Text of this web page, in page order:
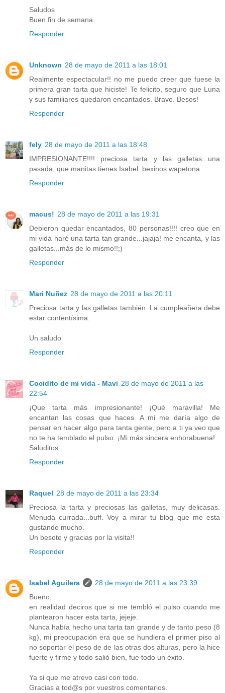
Saludos
Buen fin de semana
Responder
Unknown 28 de mayo de 2011 a las 18:01
Realmente espectacular!! no me puedo creer que fuese la
primera gran tarta que hiciste! Te felicito, seguro que Luna
y sus familiares quedaron encantados. Bravo. Besos!
Responder
fely 28 de mayo de 2011 a las 18:48
IMPRESIONANTE!!!! preciosa tarta y las galletas...una
pasada, que manitas tienes Isabel. bexinos wapetona
Responder
macus! 28 de mayo de 2011 a las 19:31
Debieron quedar encantados, 80 personas!!!! creo que en
mi vida haré una tarta tan grande...jajaja! me encanta, y las
galletas...más de lo mismo!!;)
Responder
Mari Nuñez 28 de mayo de 2011 a las 20:11
Preciosa tarta y las galletas también. La cumpleañera debe
estar contentísima.
Un saludo
Responder
Cocidito de mi vida - Mavi 28 de mayo de 2011 a las
22:54
¡Que tarta más impresionante! ¡Qué maravilla! Me
encantan las cosas que haces. A mi me daría algo de
pensar en hacer algo para tanta gente, pero a ti ya veo que
no te ha temblado el pulso. ¡Mi más sincera enhorabuena!
Saluditos.
Responder
Raquel 28 de mayo de 2011 a las 23:34
Preciosa la tarta y preciosas las galletas, muy delicasas.
Menuda currada...buff. Voy a mirar tu blog que me esta
gustando mucho.
Un besote y gracias por la visita!!
Responder
Isabel Aguilera
28 de mayo de 2011 a las 23:39
Bueno,
en realidad deciros que si me tembló el pulso cuando me
plantearon hacer esta tarta, jejeje.
Nunca había hecho una tarta tan grande y de tanto peso (8
kg), mi preocupación era que se hundiera el primer piso al
no soportar el peso de de las otras dos alturas, pero la hice
fuerte y firme y todo salió bien, fue todo un éxito.
Ya si que me atrevo casi con todo.
Gracias a tod@s por vuestros comentarios.